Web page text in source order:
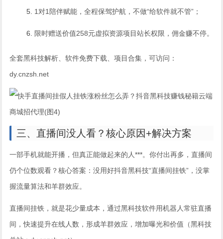
1对1陪伴赋能，全程保驾护航，不做“给软件就不管”；
限时赠送价值258元虚拟资源项目站长权限，佣金赚不停。
全套黑科技解析、软件免费下载、项目合集，可访问：
dy.cnzsh.net
三、直播间没人看？核心原因+解决方案
一部手机就能开播，但真正能做起来的人***。你付出再多，直播间
仍个位数观看？核心答案：没用好抖音黑科技“直播间挂铁”，没掌
握流量算法和羊群效应。
直播间挂铁，就是花少量成本，通过黑科技软件用机器人常驻直播
间，快速提升在线人数，形成羊群效应，增加曝光和价值（黑科技